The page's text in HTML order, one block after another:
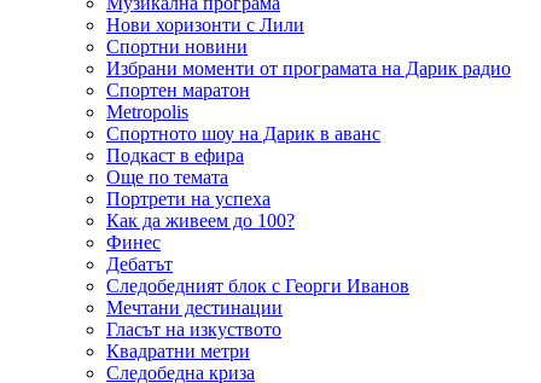
Нови хоризонти с Лили
Спортни новини
Избрани моменти от програмата на Дарик радио
Спортен маратон
Metropolis
Спортното шоу на Дарик в аванс
Подкаст в ефира
Още по темата
Портрети на успеха
Как да живеем до 100?
Финес
Дебатът
Следобедният блок с Георги Иванов
Мечтани дестинации
Гласът на изкуството
Квадратни метри
Следобедна криза